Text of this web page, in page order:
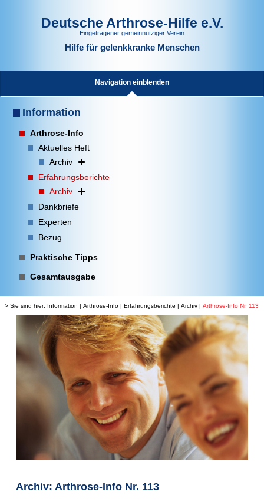
Deutsche Arthrose-Hilfe e.V.
Eingetragener gemeinnütziger Verein
Hilfe für gelenkkranke Menschen
Navigation einblenden
Information
Arthrose-Info
Aktuelles Heft
Archiv
Erfahrungsberichte
Archiv
Dankbriefe
Experten
Bezug
Praktische Tipps
Gesamtausgabe
> Sie sind hier: Information | Arthrose-Info | Erfahrungsberichte | Archiv | Arthrose-Info Nr. 113
Archiv: Arthrose-Info Nr. 113